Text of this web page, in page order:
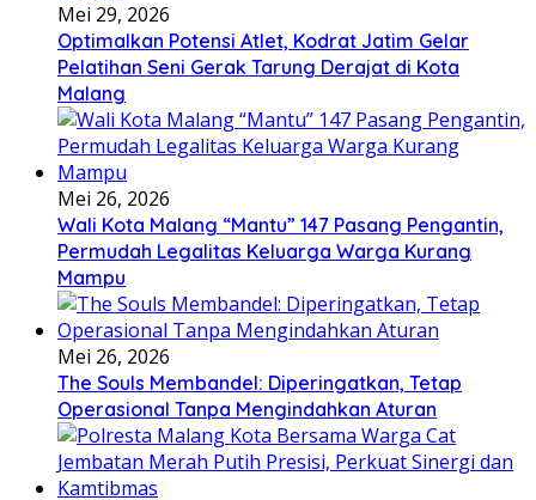
Mei 29, 2026
Optimalkan Potensi Atlet, Kodrat Jatim Gelar
Pelatihan Seni Gerak Tarung Derajat di Kota
Malang
Mei 26, 2026
Wali Kota Malang “Mantu” 147 Pasang Pengantin,
Permudah Legalitas Keluarga Warga Kurang
Mampu
Mei 26, 2026
The Souls Membandel: Diperingatkan, Tetap
Operasional Tanpa Mengindahkan Aturan